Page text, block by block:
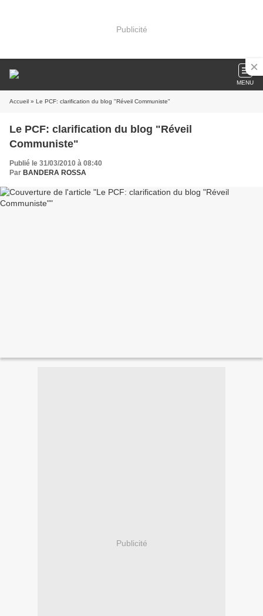
Publicité
MENU
Accueil » Le PCF: clarification du blog "Réveil Communiste"
Le PCF: clarification du blog "Réveil
Communiste"
Publié le 31/03/2010 à 08:40
Par BANDERA ROSSA
Publicité